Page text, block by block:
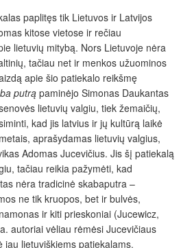
paplitęs tik Lietuvos ir Latvijos
kitose vietose ir rečiau
lietuvių mitybą. Nors Lietuvoje nėra
tačiau net ir menkos užuominos
apie šio patiekalo reikšmę
putrąpaminėjo Simonas Daukantas
lietuvių valgiu, tiek žemaičių,
kad jis latvius ir jų kultūrą laikė
aprašydamas lietuvių valgius,
Adomas Jucevičius. Jis šį patiekalą
tačiau reikia pažymėti, kad
nėra tradicinė skabaputra –
ne tik kruopos, bet ir bulvės,
ir kiti prieskoniai (Jucewicz,
autoriai vėliau rėmėsi Jucevičiaus
lietuviškiems patiekalams.